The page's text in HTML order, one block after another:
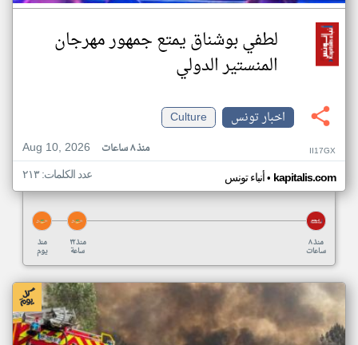
لطفي بوشناق يمتع جمهور مهرجان
المنستير الدولي
اخبار تونس
Culture
Aug 10, 2026
منذ ٨ ساعات II17GX
أنباء تونس• kapitalis.com عدد الكلمات: ٢١٣
منذ
يوم
منذ ٢٢
ساعة
منذ ٨
ساعات